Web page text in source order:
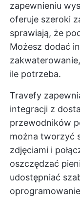
zapewnieniu
oferuje szeroki
sprawiają, że
Możesz dodać
ile potrzeba.
Travefy
integracji z
przewodników
można tworzyć
zdjęciami i
oszczędzać
udostępniać